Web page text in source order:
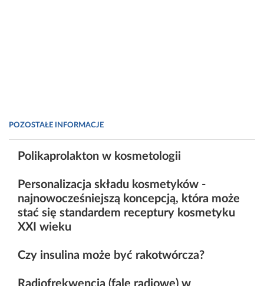
POZOSTAŁE INFORMACJE
Polikaprolakton w kosmetologii
Personalizacja składu kosmetyków -
najnowocześniejszą koncepcją, która może
stać się standardem receptury kosmetyku
XXI wieku
Czy insulina może być rakotwórcza?